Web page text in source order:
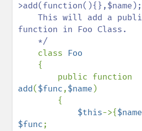
>add(function(){},$name);
function in Foo Class.
class Foo
{
add($func,$name )
$this->{$name
$func;